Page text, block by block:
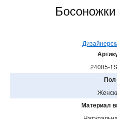
24005-
Пол
Материал